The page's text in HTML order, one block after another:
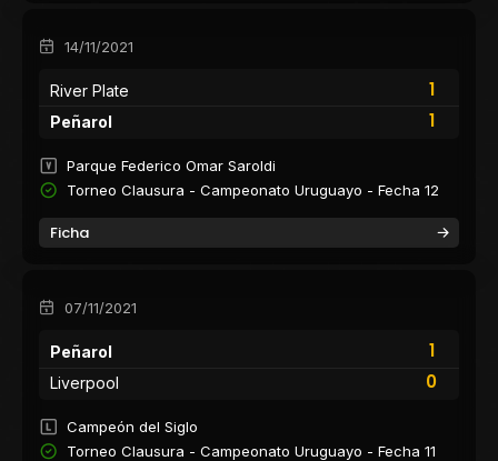
14/11/2021
River Plate
1
1
Peñarol
Parque Federico Omar Saroldi
Torneo Clausura - Campeonato Uruguayo - Fecha 12
Ficha
07/11/2021
Peñarol
1
0
Liverpool
Campeón del Siglo
Torneo Clausura - Campeonato Uruguayo - Fecha 11